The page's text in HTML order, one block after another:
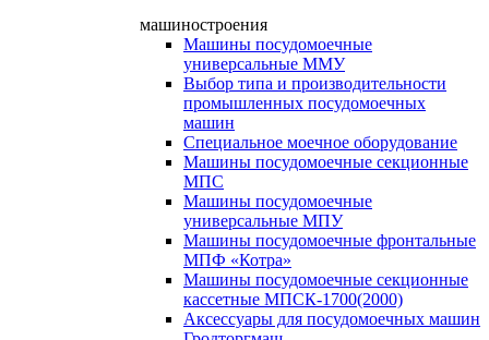
машиностроения
Машины посудомоечные
универсальные ММУ
Выбор типа и производительности
промышленных посудомоечных
машин
Специальное моечное оборудование
Машины посудомоечные секционные
МПС
Машины посудомоечные
универсальные МПУ
Машины посудомоечные фронтальные
МПФ «Котра»
Машины посудомоечные секционные
кассетные МПСК-1700(2000)
Аксессуары для посудомоечных машин